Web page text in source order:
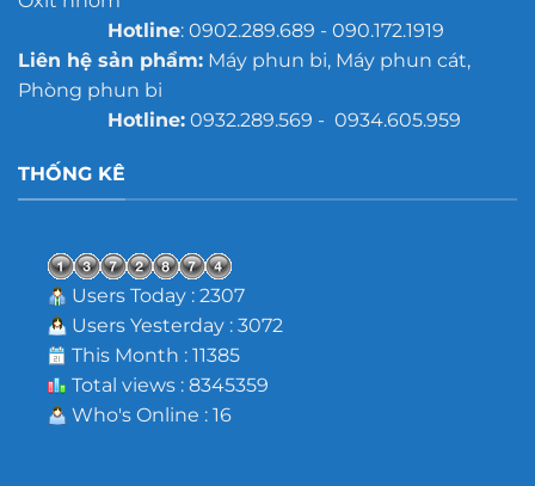
Hotline: 0902.289.689 - 090.172.1919
Liên hệ sản phẩm:Máy phun bi, Máy phun cát,
Phòng phun bi
Hotline:0932.289.569 - 0934.605.959
THỐNG KÊ
Users Today : 2307
Users Yesterday : 3072
This Month : 11385
Total views : 8345359
Who's Online : 16